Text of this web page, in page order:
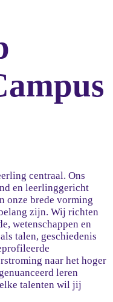
centraal. Ons
en leerlinggericht
onze brede vorming
zijn. Wij richten
wetenschappen en
talen, geschiedenis
naar het hoger
leren
talenten wil jij